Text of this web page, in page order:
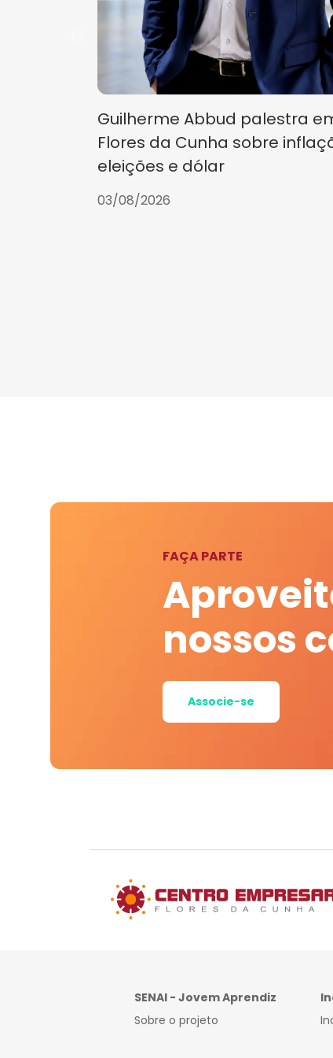
Guilherme Abbud palestra
Flores da Cunha sobre
eleições e dólar
03/08/2026
FAÇA PARTE
nossos
Associe-se
SENAI - Jovem Aprendiz
Sobre o projeto